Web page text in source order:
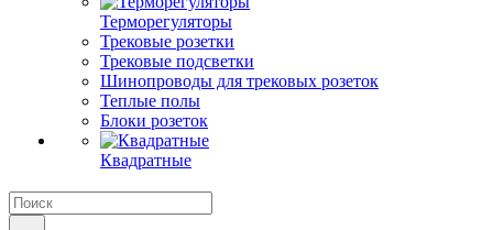
Терморегуляторы
Трековые розетки
Трековые подсветки
Шинопроводы для трековых розеток
Теплые полы
Блоки розеток
Квадратные